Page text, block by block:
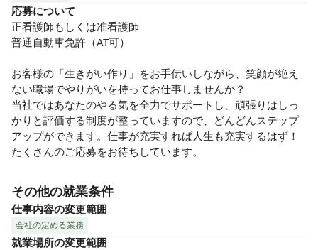
応募について
正看護師もしくは准看護師
普通自動車免許（AT可）
お客様の「生きがい作り」をお手伝いしながら、笑顔が絶え
ない職場でやりがいを持ってお仕事しませんか？
当社ではあなたのやる気を全力でサポートし、頑張りはしっ
かりと評価する制度が整っていますので、どんどんステップ
アップができます。仕事が充実すれば人生も充実するはず！
たくさんのご応募をお待ちしています。
その他の就業条件
仕事内容の変更範囲
会社の定める業務
就業場所の変更範囲